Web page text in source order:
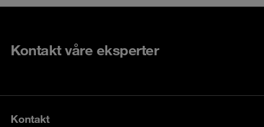
Kontakt våre eksperter
Kontakt